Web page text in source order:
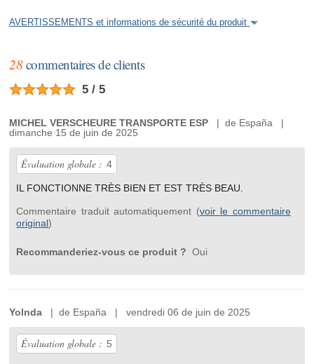
AVERTISSEMENTS et informations de sécurité du produit
28commentaires de clients
5 / 5
MICHEL VERSCHEURE TRANSPORTE ESP | de España |
dimanche 15 de juin de 2025
Évaluation globale : 4
IL FONCTIONNE TRÈS BIEN ET EST TRÈS BEAU.
Commentaire traduit automatiquement (voir le commentaire
original)
Recommanderiez-vous ce produit ? Oui
Yolnda | de España | vendredi 06 de juin de 2025
Évaluation globale : 5